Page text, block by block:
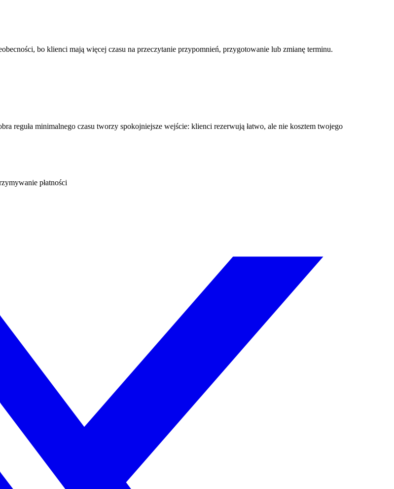
bo klienci mają więcej czasu na przeczytanie przypomnień, przygotowanie lub zmianę terminu.
reguła minimalnego czasu tworzy spokojniejsze wejście: klienci rezerwują łatwo, ale nie kosztem twojego
płatności